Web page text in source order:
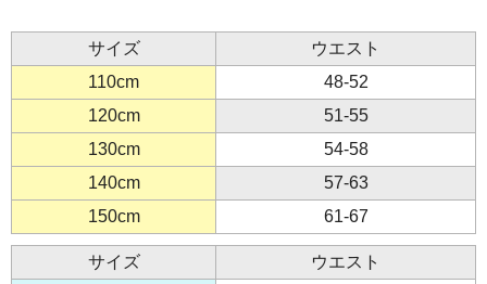
サイズ
ウエスト
110cm
48-52
120cm
51-55
130cm
54-58
140cm
57-63
150cm
61-67
サイズ
ウエスト